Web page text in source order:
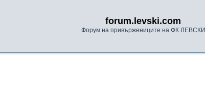
forum.levski.com
Форум на привържениците на ФК ЛЕВСКИ